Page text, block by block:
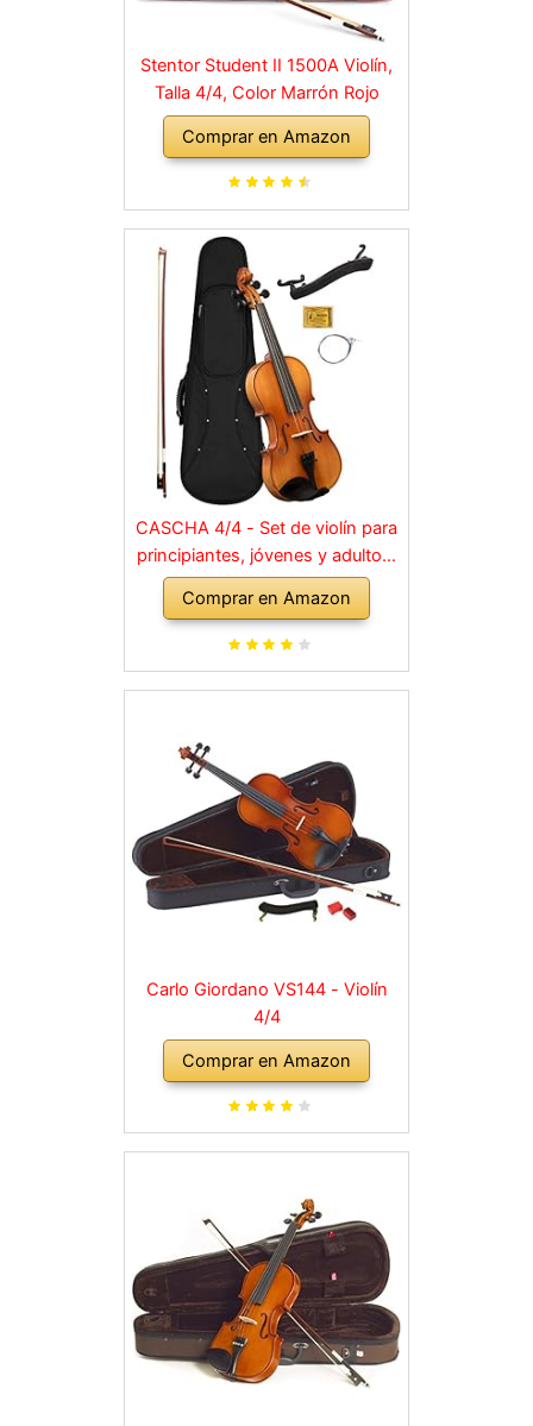
Stentor Student II 1500A Violín,
Talla 4/4, Color Marrón Rojo
Comprar en Amazon
CASCHA 4/4 - Set de violín para
principiantes, jóvenes y adultos,
violín macizo con arco, colofonia,
cuerdas de repuesto, soporte
para hombro, maletín, abeto
Comprar en Amazon
Carlo Giordano VS144 - Violín
4/4
Comprar en Amazon